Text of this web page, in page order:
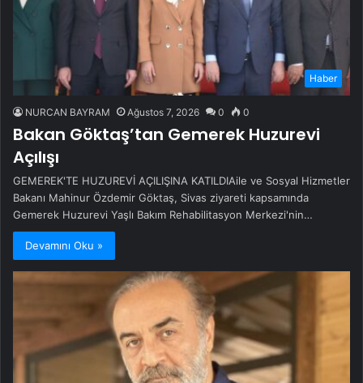
Haber
NURCAN BAYRAM Ağustos 7, 2026 0 0
Bakan Göktaş’tan Gemerek Huzurevi
Açılışı
GEMEREK'TE HUZUREVİ AÇILIŞINA KATILDIAile ve Sosyal Hizmetler
Bakanı Mahinur Özdemir Göktaş, Sivas ziyareti kapsamında
Gemerek Huzurevi Yaşlı Bakım Rehabilitasyon Merkezi'nin…
Devamını Oku »